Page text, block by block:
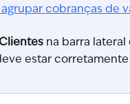
cobranças de
na barra
estar